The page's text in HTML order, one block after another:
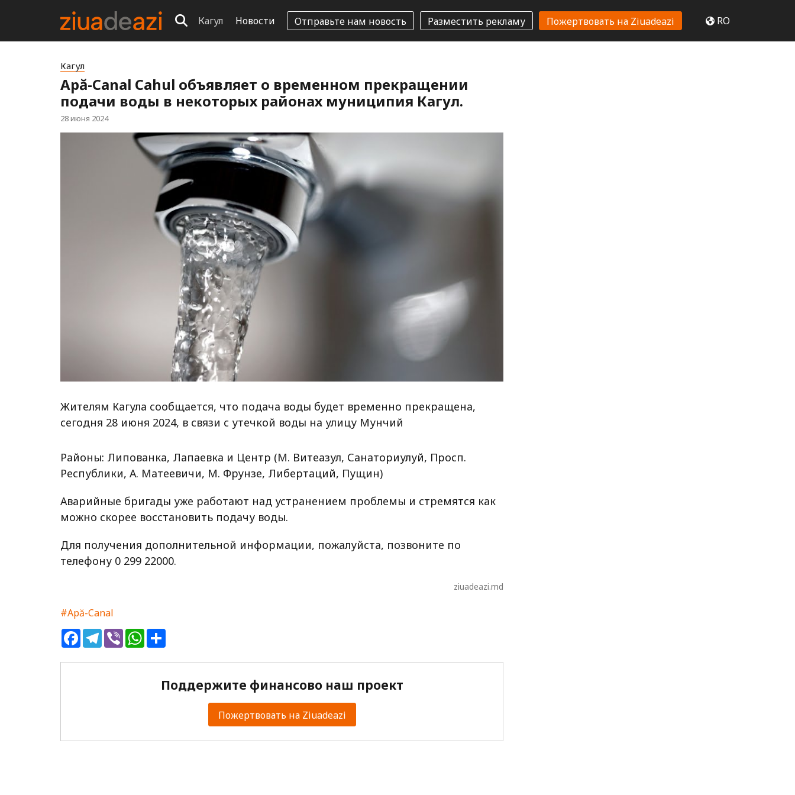
Кагул Новости Отправьте нам новость Разместить рекламу Пожертвовать на Ziuadeazi RO
Кагул
Apă-Canal Cahul объявляет о временном прекращении
подачи воды в некоторых районах муниципия Кагул.
28 июня 2024
Жителям Кагула сообщается, что подача воды будет временно прекращена,
сегодня 28 июня 2024, в связи с утечкой воды на улицу Мунчий
Районы: Липованка, Лапаевка и Центр (М. Витеазул, Санаториулуй, Просп.
Республики, А. Матеевичи, М. Фрунзе, Либертаций, Пущин)
Аварийные бригады уже работают над устранением проблемы и стремятся как
можно скорее восстановить подачу воды.
Для получения дополнительной информации, пожалуйста, позвоните по
телефону 0 299 22000.
ziuadeazi.md
#Apă-Canal
FacebookTelegram
ViberWhatsApp
Поддержите финансово наш проект
Пожертвовать на Ziuadeazi